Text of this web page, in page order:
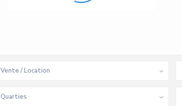
Vente / Location
Quarties